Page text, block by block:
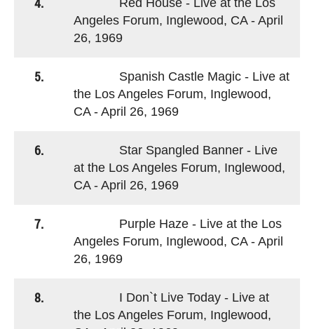
Angeles Forum, Inglewood, CA - April
26, 1969
5.
Spanish Castle Magic - Live at
the Los Angeles Forum, Inglewood,
CA - April 26, 1969
6.
Star Spangled Banner - Live
at the Los Angeles Forum, Inglewood,
CA - April 26, 1969
7.
Purple Haze - Live at the Los
Angeles Forum, Inglewood, CA - April
26, 1969
8.
I Don`t Live Today - Live at
the Los Angeles Forum, Inglewood,